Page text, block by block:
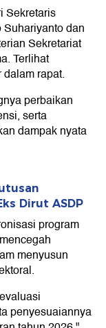
Sekretaris
dan
Sekretariat
Terlihat
rapat.
perbaikan
serta
dampak nyata
Dirut ASDP
program
menyusun
penyesuaiannya